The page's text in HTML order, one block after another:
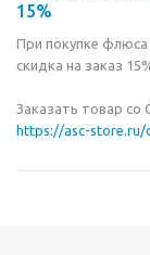
15%
При покупке флюса
скидка на заказ
Заказать товар
https://asc-